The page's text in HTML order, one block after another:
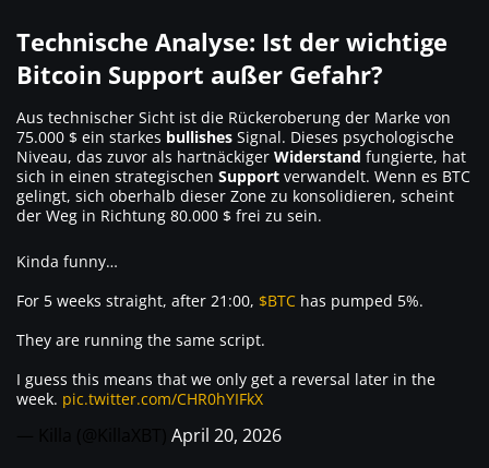
Technische Analyse: Ist der wichtige
Bitcoin Support außer Gefahr?
Aus technischer Sicht ist die Rückeroberung der Marke von
75.000 $ ein starkes bullishes Signal. Dieses psychologische
Niveau, das zuvor als hartnäckiger Widerstand fungierte, hat
sich in einen strategischen Support verwandelt. Wenn es BTC
gelingt, sich oberhalb dieser Zone zu konsolidieren, scheint
der Weg in Richtung 80.000 $ frei zu sein.
Kinda funny…
For 5 weeks straight, after 21:00, $BTC has pumped 5%.
They are running the same script.
I guess this means that we only get a reversal later in the
week. pic.twitter.com/CHR0hYIFkX
April 20, 2026